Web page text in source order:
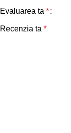
Evaluarea ta *
Recenzia ta *